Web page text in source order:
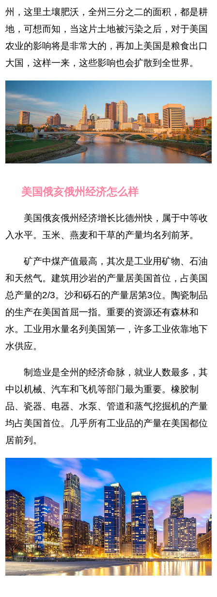
州，这里土壤肥沃，全州三分之二的面积，都是耕
地，可想而知，当这片土地被污染之后，对于美国
农业的影响将是非常大的，再加上美国是粮食出口
大国，这样一来，这些影响也会扩散到全世界。
美国俄亥俄州经济怎么样
美国俄亥俄州经济增长比德州快，属于中等收
入水平。玉米、燕麦和干草的产量均名列前茅。
矿产中煤产值最高，其次是工业用矿物、石油
和天然气。建筑用沙岩的产量居美国首位，占美国
总产量的2/3。沙和砾石的产量居第3位。陶瓷制品
的生产在美国首屈一指。重要的资源还有森林和
水。工业用水量名列美国第一，许多工业依靠地下
水供应。
制造业是全州的经济命脉，就业人数最多，其
中以机械、汽车和飞机等部门最为重要。橡胶制
品、瓷器、电器、水泵、管道和蒸气挖掘机的产量
均占美国首位。几乎所有工业品的产量在美国都位
居前列。